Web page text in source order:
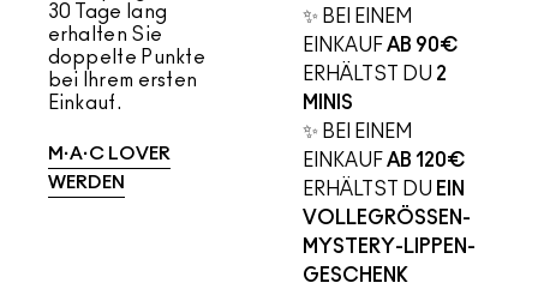
30 Tage lang
erhalten Sie
doppelte Punkte
bei Ihrem ersten
Einkauf.
M·A·C LOVER
WERDEN
✨ BEI EINEM
EINKAUF AB 90€
ERHÄLTST DU 2
MINIS
✨ BEI EINEM
EINKAUF AB 120€
ERHÄLTST DU EIN
VOLLEGRÖSSEN-
MYSTERY-LIPPEN-
GESCHENK